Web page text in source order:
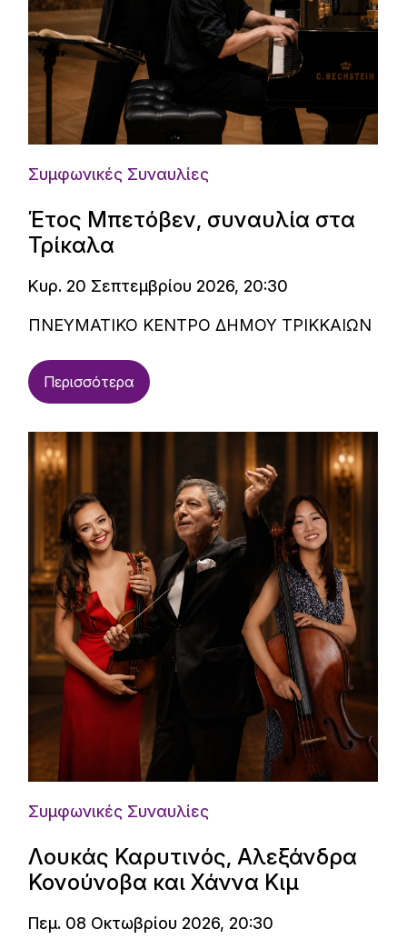
Συμφωνικές Συναυλίες
Έτος Μπετόβεν, συναυλία στα
Τρίκαλα
Κυρ. 20 Σεπτεμβρίου 2026, 20:30
ΠΝΕΥΜΑΤΙΚΟ ΚΕΝΤΡΟ ΔΗΜΟΥ ΤΡΙΚΚΑΙΩΝ
Περισσότερα
Συμφωνικές Συναυλίες
Λουκάς Καρυτινός, Αλεξάνδρα
Κονούνοβα και Χάννα Κιμ
Πεμ. 08 Οκτωβρίου 2026, 20:30